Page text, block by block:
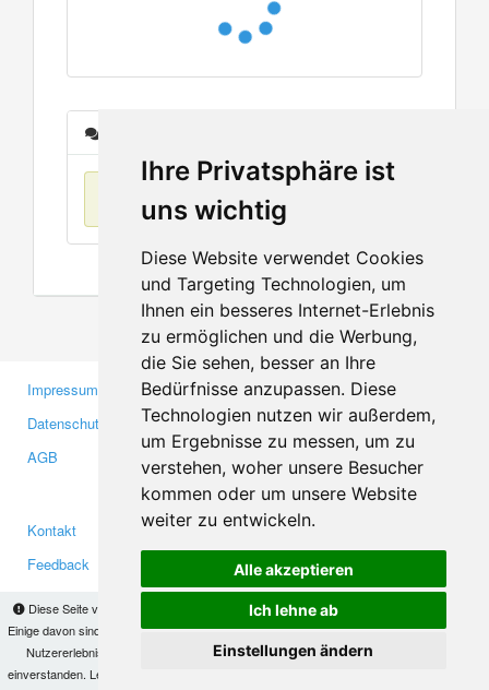
Ihre Privatsphäre ist
uns wichtig
Diese Website verwendet Cookies
und Targeting Technologien, um
Ihnen ein besseres Internet-Erlebnis
zu ermöglichen und die Werbung,
die Sie sehen, besser an Ihre
Bedürfnisse anzupassen. Diese
Technologien nutzen wir außerdem,
um Ergebnisse zu messen, um zu
verstehen, woher unsere Besucher
kommen oder um unsere Website
weiter zu entwickeln.
Alle akzeptieren
Ich lehne ab
Einstellungen ändern
Diese Seite verwendet Cookies, um Informationen auf Ihrem Computer zu speichern.
Einige davon sind notwendig, damit unsere Seite funktioniert, andere helfen uns dabei, das
Nutzererlebnis zu verbessern. Mit der Nutzung dieser Seite erklären Sie sich damit
einverstanden. Lesen Sie unsere
Keine Einträge
Impressum
Datenschutzerklärung
AGB
Gewerbetreibende
Investoren
Medien
Kontakt
Feedback
Facebook
Twitter
YouTube
Google+